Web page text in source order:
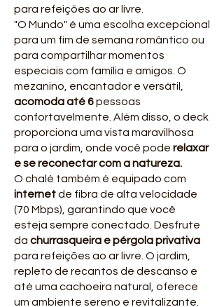
para refeições ao ar livre.
"O Mundo" é uma escolha excepcional
para um fim de semana romântico ou
para compartilhar momentos
especiais com família e amigos. O
mezanino, encantador e versátil,
acomoda até 6pessoas
confortavelmente. Além disso, o deck
proporciona uma vista maravilhosa
para o jardim, onde você pode relaxar
e se reconectar com a natureza.
O chalé também é equipado com
internetde fibra de alta velocidade
(70 Mbps), garantindo que você
esteja sempre conectado. Desfrute
da churrasqueira e pérgola privativa
para refeições ao ar livre. O jardim,
repleto de recantos de descanso e
até uma cachoeira natural, oferece
um ambiente sereno e revitalizante.